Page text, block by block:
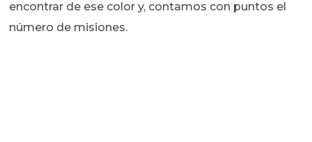
encontrar de ese color y, contamos con puntos el
número de misiones.